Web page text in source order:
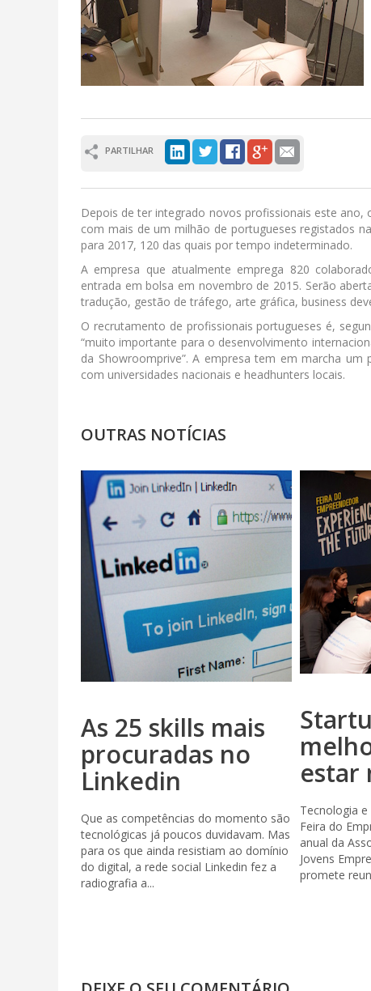
PARTILHAR
Depois de ter integrado novos profissionais este
com mais de um milhão de portugueses registados
para 2017, 120 das quais por tempo indeterminado.
A empresa que atualmente emprega 820
entrada em bolsa em novembro de 2015. Serão
tradução, gestão de tráfego, arte gráfica, business
O recrutamento de profissionais portugueses é,
“muito importante para o desenvolvimento
da Showroomprive”. A empresa tem em marcha
com universidades nacionais e headhunters locais.
OUTRAS NOTÍCIAS
As 25 skills mais
procuradas no
Linkedin
Que as competências do momento são
tecnológicas já poucos duvidavam. Mas
para os que ainda resistiam ao domínio
do digital, a rede social Linkedin fez a
radiografia a...
estar
Tecnologia
Feira do
anual da
Jovens
promete